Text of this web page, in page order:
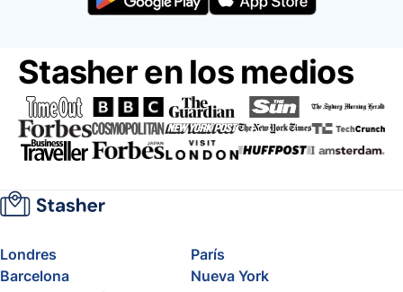
Stasher en los medios
Londres
París
Barcelona
Nueva York